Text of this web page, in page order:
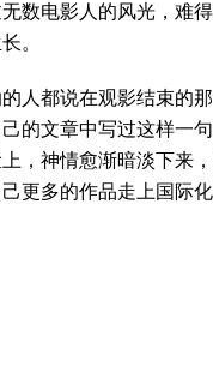
电影人的风光，难得
。
都说在观影结束的那
的文章中写过这样一
，神情愈渐暗淡下来
更多的作品走上国际